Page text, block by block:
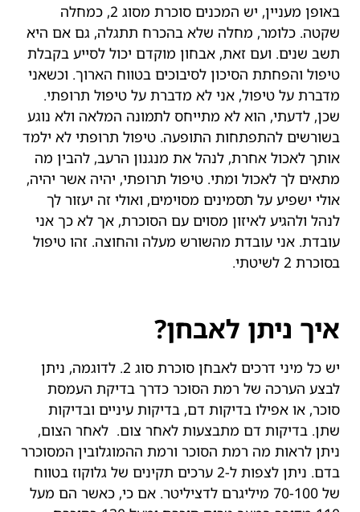
באופן מעניין, יש המכנים סוכרת מסוג 2, כמחלה
שקטה. כלומר, מחלה שלא בהכרח תתגלה, גם אם היא
תשב שנים. ועם זאת, אבחון מוקדם יכול לסייע בקבלת
טיפול והפחתת הסיכון לסיבוכים בטווח הארוך. וכשאני
מדברת על טיפול, אני לא מדברת על טיפול תרופתי.
שכן, לדעתי, הוא לא מתייחס לתמונה המלאה ולא נוגע
בשורשים להתפתחות התופעה. טיפול תרופתי לא ילמד
אותך לאכול אחרת, לנהל את מנגנון הרעב, להבין מה
מתאים לך לאכול ומתי. טיפול תרופתי, יהיה אשר יהיה,
אולי ישפיע על תסמינים מסוימים, ואולי זה יעזור לך
לנהל ולהגיע לאיזון מסוים עם הסוכרת, אך לא כך אני
עובדת. אני עובדת מהשורש מעלה והחוצה. זהו טיפול
בסוכרת 2 לשיטתי.
איך ניתן לאבחן?
יש כל מיני דרכים לאבחן סוכרת סוג 2. לדוגמה, ניתן
לבצע הערכה של רמת הסוכר כדרך בדיקת העמסת
סוכר, או אפילו בדיקות דם, בדיקות עיניים ובדיקות
שתן. בדיקות דם מתבצעות לאחר צום. לאחר הצום,
ניתן לראות מה רמת הסוכר ורמת ההמוגלובין המסוכרר
בדם. ניתן לצפות ל-2 ערכים תקינים של גלוקוז בטווח
של 70-100 מיליגרם לדציליטר. אם כי, כאשר הם מעל